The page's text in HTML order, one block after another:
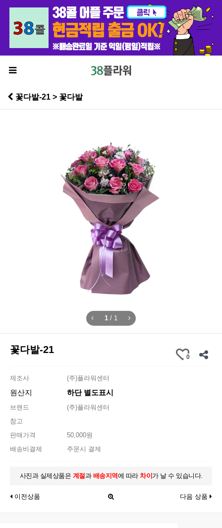
꽃다발-21 > 꽃다발
1 / 1
꽃다발-21
0
제조사 (주)플라워센터
원산지 하단 별도표시
브랜드
(주)플라워센터
참고
판매가격
50,000원
배송비결제
주문시 결제
사진과 실제상품은 계절과 배송지역에 따라 차이 가 날 수 있습니다.
이전상품 다음 상품